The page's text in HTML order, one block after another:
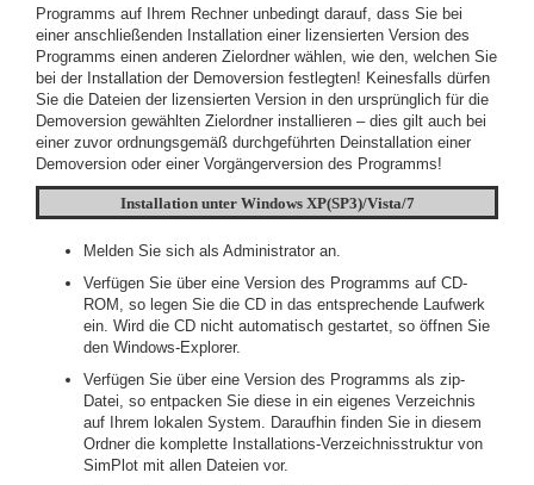
Programms auf Ihrem Rechner unbedingt darauf, dass Sie bei
einer anschließenden Installation einer lizensierten Version des
Programms einen anderen Zielordner wählen, wie den, welchen Sie
bei der Installation der Demoversion festlegten! Keinesfalls dürfen
Sie die Dateien der lizensierten Version in den ursprünglich für die
Demoversion gewählten Zielordner installieren – dies gilt auch bei
einer zuvor ordnungsgemäß durchgeführten Deinstallation einer
Demoversion oder einer Vorgängerversion des Programms!
Installation unter Windows XP(SP3)/Vista/7
Melden Sie sich als Administrator an.
Verfügen Sie über eine Version des Programms auf CD-
ROM, so legen Sie die CD in das entsprechende Laufwerk
ein. Wird die CD nicht automatisch gestartet, so öffnen Sie
den Windows-Explorer.
Verfügen Sie über eine Version des Programms als zip-
Datei, so entpacken Sie diese in ein eigenes Verzeichnis
auf Ihrem lokalen System. Daraufhin finden Sie in diesem
Ordner die komplette Installations-Verzeichnisstruktur von
SimPlot mit allen Dateien vor.